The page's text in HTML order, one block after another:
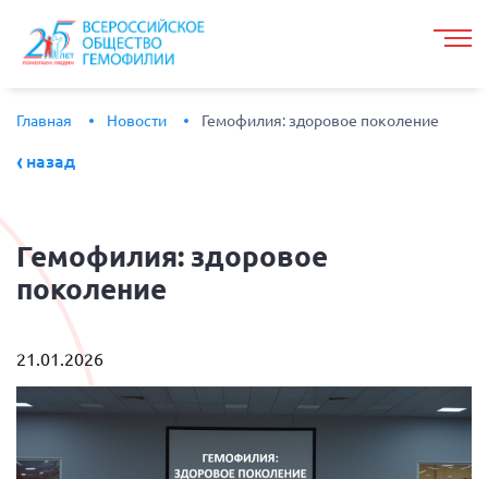
Главная Новости Гемофилия: здоровое поколение
назад
Гемофилия: здоровое
поколение
21.01.2026